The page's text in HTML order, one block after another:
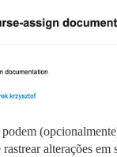
alterações em